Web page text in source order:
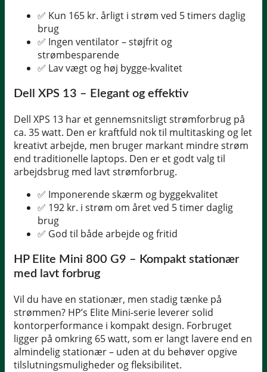
✅ Kun 165 kr. årligt i strøm ved 5 timers daglig
brug
✅ Ingen ventilator – støjfrit og
strømbesparende
✅ Lav vægt og høj bygge-kvalitet
Dell XPS 13 – Elegant og effektiv
Dell XPS 13 har et gennemsnitsligt strømforbrug på
ca. 35 watt. Den er kraftfuld nok til multitasking og let
kreativt arbejde, men bruger markant mindre strøm
end traditionelle laptops. Den er et godt valg til
arbejdsbrug med lavt strømforbrug.
✅ Imponerende skærm og byggekvalitet
✅ 192 kr. i strøm om året ved 5 timer daglig
brug
✅ God til både arbejde og fritid
HP Elite Mini 800 G9 – Kompakt stationær
med lavt forbrug
Vil du have en stationær, men stadig tænke på
strømmen? HP’s Elite Mini-serie leverer solid
kontorperformance i kompakt design. Forbruget
ligger på omkring 65 watt, som er langt lavere end en
almindelig stationær – uden at du behøver opgive
tilslutningsmuligheder og fleksibilitet.